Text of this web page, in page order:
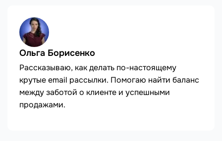
Ольга Борисенко
Рассказываю, как делать по-настоящему
крутые email рассылки. Помогаю найти баланс
между заботой о клиенте и успешными
продажами.